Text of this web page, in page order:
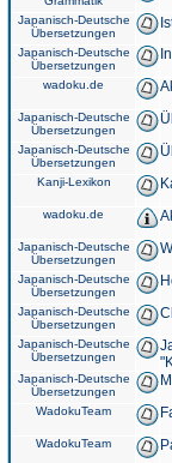
Japanisch-Deutsche
Übersetzungen
Japanisch-Deutsche
Übersetzungen
wadoku.de
Japanisch-Deutsche
Übersetzungen
Japanisch-Deutsche
Übersetzungen
Kanji-Lexikon
wadoku.de
Japanisch-Deutsche
Übersetzungen
Japanisch-Deutsche
Übersetzungen
Japanisch-Deutsche
Übersetzungen
Japanisch-Deutsche
Übersetzungen
Japanisch-Deutsche
Übersetzungen
WadokuTeam
WadokuTeam